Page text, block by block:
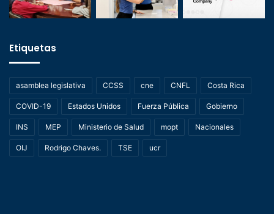
Etiquetas
asamblea legislativa CCSS cne CNFL Costa Rica
COVID-19 Estados Unidos Fuerza Pública Gobierno
INS MEP Ministerio de Salud mopt Nacionales
OIJ Rodrigo Chaves. TSE ucr